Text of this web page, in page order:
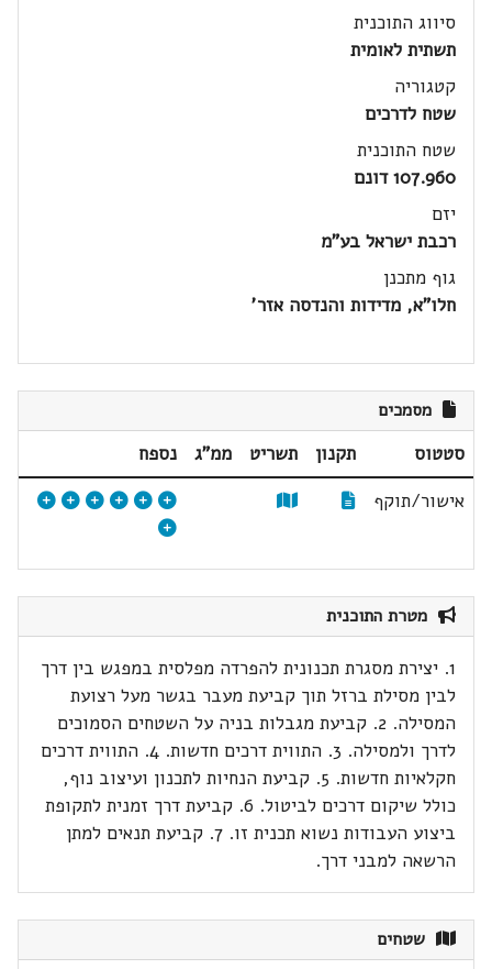
סיווג התוכנית
תשתית לאומית
קטגוריה
שטח לדרכים
שטח התוכנית
107.960 דונם
יזם
רכבת ישראל בע"מ
גוף מתכנן
חלו"א, מדידות והנדסה אזר'
מסמכים
סטטוס תקנון תשריט ממ"ג
נספח
אישור/תוקף
מטרת התוכנית
1. יצירת מסגרת תכנונית להפרדה מפלסית במפגש בין דרך
לבין מסילת ברזל תוך קביעת מעבר בגשר מעל רצועת
המסילה. 2. קביעת מגבלות בניה על השטחים הסמוכים
לדרך ולמסילה. 3. התווית דרכים חדשות. 4. התווית דרכים
חקלאיות חדשות. 5. קביעת הנחיות לתכנון ועיצוב נוף,
כולל שיקום דרכים לביטול. 6. קביעת דרך זמנית לתקופת
ביצוע העבודות נשוא תכנית זו. 7. קביעת תנאים למתן
הרשאה למבני דרך.
שטחים